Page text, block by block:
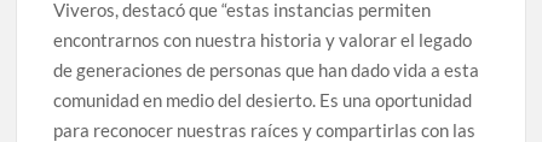
Viveros, destacó que “estas instancias permiten
encontrarnos con nuestra historia y valorar el legado
de generaciones de personas que han dado vida a esta
comunidad en medio del desierto. Es una oportunidad
para reconocer nuestras raíces y compartirlas con las